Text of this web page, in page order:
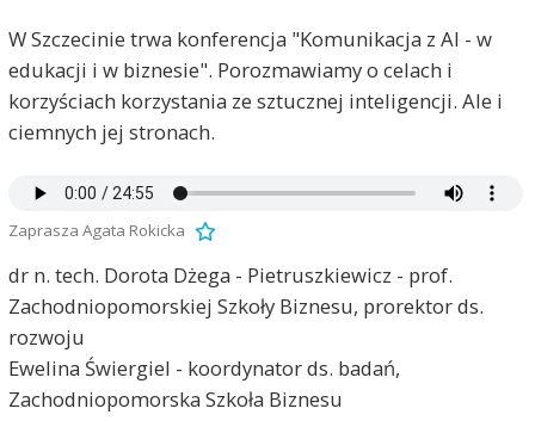
W Szczecinie trwa konferencja "Komunikacja z AI - w
edukacji i w biznesie". Porozmawiamy o celach i
korzyściach korzystania ze sztucznej inteligencji. Ale i
ciemnych jej stronach.
Zaprasza Agata Rokicka
dr n. tech. Dorota Dżega - Pietruszkiewicz - prof.
Zachodniopomorskiej Szkoły Biznesu, prorektor ds.
rozwoju
Ewelina Świergiel - koordynator ds. badań,
Zachodniopomorska Szkoła Biznesu